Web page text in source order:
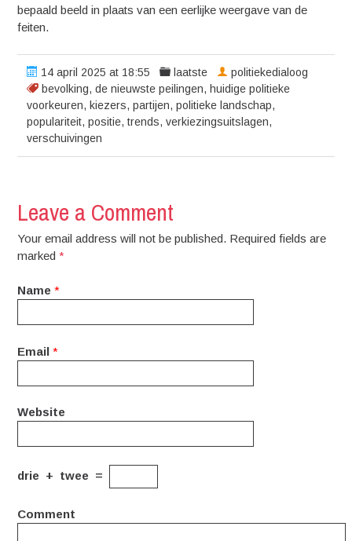
bepaald beeld in plaats van een eerlijke weergave van de
feiten.
14 april 2025 at 18:55
laatste
bevolking,de nieuwste peilingen,huidige politieke
voorkeuren,kiezers,partijen,politieke landschap,
populariteit,positie,trends,verkiezingsuitslagen,
verschuivingen
politiekedialoog
Leave a Comment
Your email address will not be published. Required fields are
marked*
Name *
Email *
Website
drie + twee =
Comment